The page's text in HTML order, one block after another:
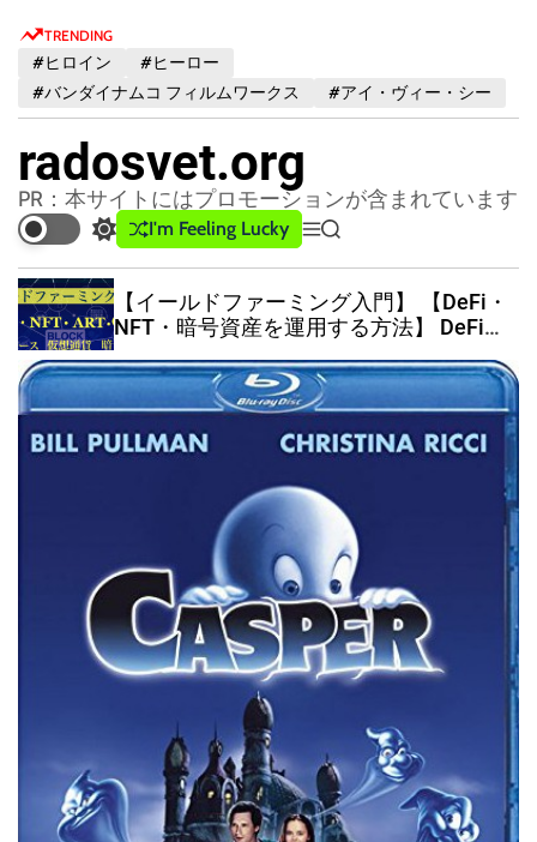
TRENDING
#ヒロイン
#ヒーロー
#バンダイナムコ フィルムワークス
#アイ・ヴィー・シー
radosvet.org
PR：本サイトにはプロモーションが含まれています
S
w
i
t
c
h
c
o
l
o
I'm Feeling Lucky
M
e
u
S
e
r
c
h
【イールドファーミング入門】 【DeFi・
NFT・暗号資産を運用する方法】 DeFi・
仕組み ・ビットコインを売らずに運用す
る方法